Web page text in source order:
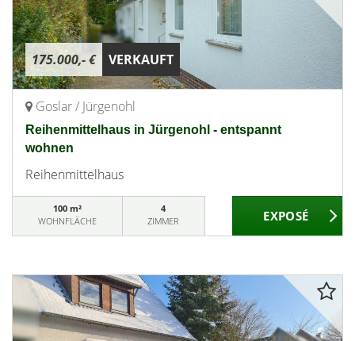
175.000,- € VERKAUFT
Goslar / Jürgenohl
Reihenmittelhaus in Jürgenohl - entspannt
wohnen
Reihenmittelhaus
100 m²
WOHNFLÄCHE
4
ZIMMER